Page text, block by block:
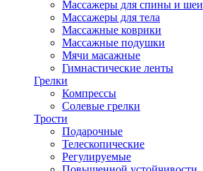
Массажеры для спины и шеи
Массажеры для тела
Массажные коврики
Массажные подушки
Мячи масажные
Гимнастические ленты
Грелки
Компрессы
Солевые грелки
Трости
Подарочные
Телескопические
Регулируемые